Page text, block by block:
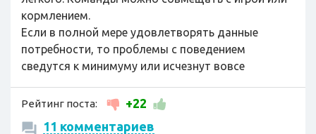
кормлением.
Если в полной мере удовлетворять данные
потребности, то проблемы с поведением
сведутся к минимуму или исчезнут вовсе
Рейтинг поста:
+22
11 комментариев